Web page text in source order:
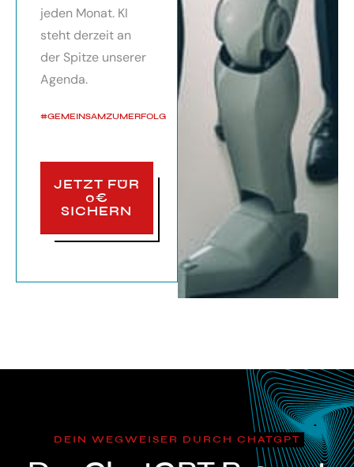
jeden Monat. KI
steht derzeit an
der Spitze unserer
Agenda.
#GEMEINSAMZUMERFOLG
JETZT FÜR
0€
SICHERN
DEIN WEGWEISER DURCH CHATGPT